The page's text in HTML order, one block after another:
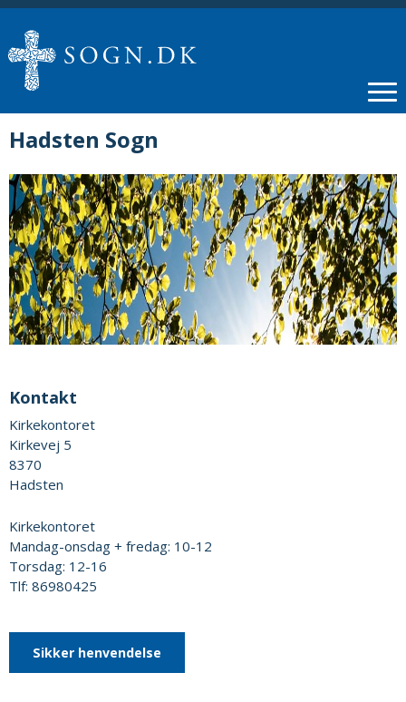
Hadsten Sogn
Kontakt
Kirkekontoret
Kirkevej 5
8370
Hadsten
Kirkekontoret
Mandag-onsdag + fredag: 10-12
Torsdag: 12-16
Tlf: 86980425
Sikker henvendelse